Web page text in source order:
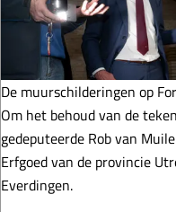
w
e
l
r
n
b
i
j
e
u
c
h
i
l
d
De muurschilderingen op
Om het behoud van de
gedeputeerde Rob van
Erfgoed van de provincie
Everdingen.